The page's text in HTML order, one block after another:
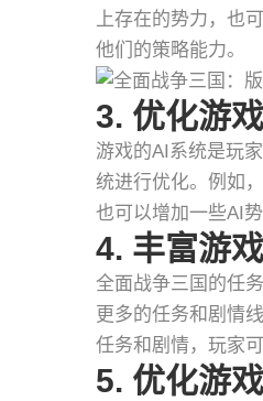
上存在的势力，也
他们的策略能力。
3. 优化游
游戏的AI系统是玩
统进行优化。例如
也可以增加一些AI
4. 丰富游
全面战争三国的任
更多的任务和剧情
任务和剧情，玩家
5. 优化游